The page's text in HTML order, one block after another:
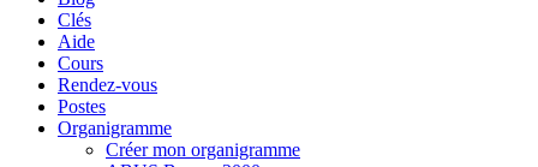
Clés
Aide
Cours
Rendez-vous
Postes
Organigramme
Créer mon organigramme